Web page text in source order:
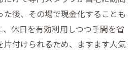
た後、その場で現金化することも
休日を有効利用しつつ手間を省
片付けられるため、ますます人気